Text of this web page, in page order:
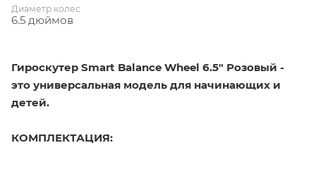
Диаметр колес
6.5 дюймов
Гироскутер Smart Balance Wheel 6.5" Розовый -
это универсальная модель для начинающих и
детей.
КОМПЛЕКТАЦИЯ: